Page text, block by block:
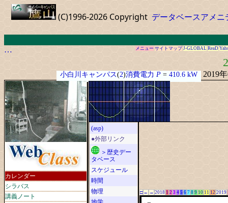
(C)1996-2026 Copyright データベースアメニ
… メニュー サイトマップ J-GLOBAL ReaD
小白川キャンパス(2)消費電力 P= 410.6 kW 2019
カレンダー
シラバス
講義ノート
(asp)
●外部リンク
＞歴史デー
タベース
スケジュール
時間
物理
□ ← → 2018 1 2 3 4 5 6 7 8 9 10 11 12 2019